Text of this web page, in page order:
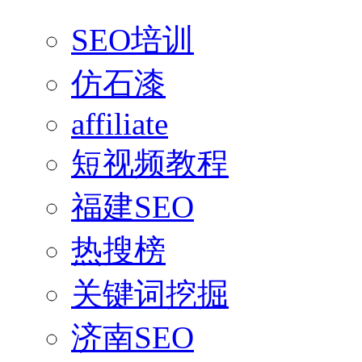
SEO培训
仿石漆
affiliate
短视频教程
福建SEO
热搜榜
关键词挖掘
济南SEO